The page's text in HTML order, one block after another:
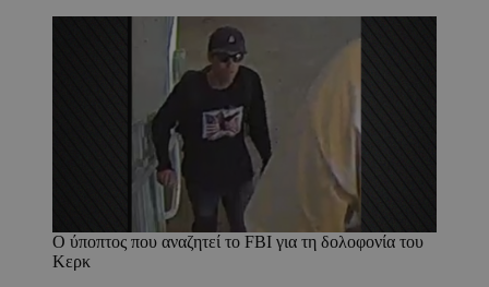
Ο ύποπτος που αναζητεί το FBI για τη δολοφονία του
Κερκ